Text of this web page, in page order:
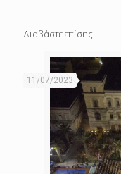
Διαβάστε επίσης
11/07/2023